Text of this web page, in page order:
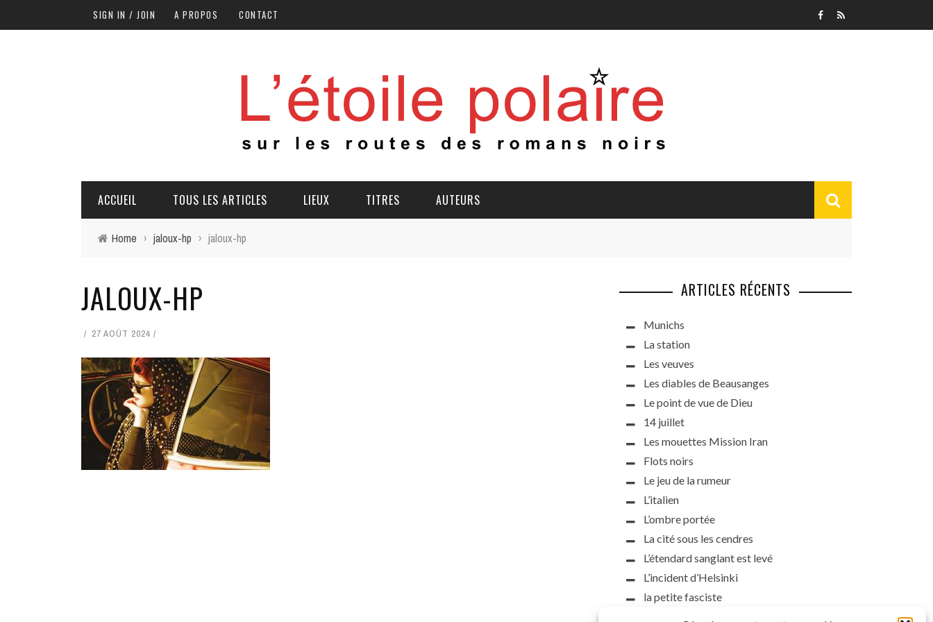
SIGN IN / JOIN A PROPOS CONTACT
ACCUEIL TOUS LES ARTICLES LIEUX TITRES AUTEURS
Home › jaloux-hp › jaloux-hp
JALOUX-HP
27 AOÛT 2024
ARTICLES RÉCENTS
Munichs
La station
Les veuves
Les diables de Beausanges
Le point de vue de Dieu
14 juillet
Les mouettes Mission Iran
Flots noirs
Le jeu de la rumeur
L’italien
L’ombre portée
La cité sous les cendres
L’étendard sanglant est levé
L’incident d’Helsinki
la petite fasciste